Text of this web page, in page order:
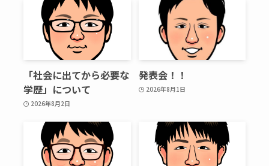
「社会に出てから必要な
学歴」について
2026年8月2日
発表会！！
2026年8月1日